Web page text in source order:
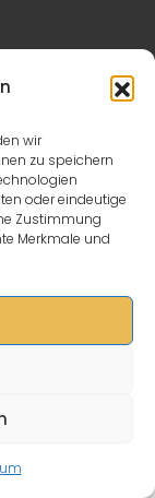
wir
zu speichern
oder eindeutige
Zustimmung
Merkmale und